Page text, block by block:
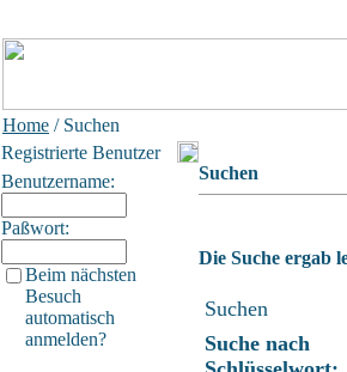
Home / Suchen
Registrierte Benutzer
Benutzername:
Paßwort:
Beim nächsten
Besuch
automatisch
anmelden?
Suchen
Die Suche ergab
Suchen
Suche nach